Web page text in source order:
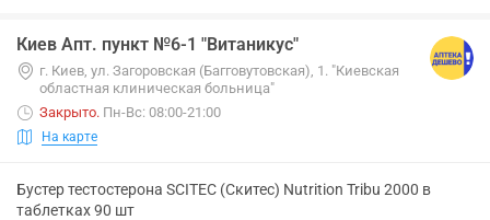
Киев Апт. пункт №6-1 "Витаникус"
г. Киев, ул. Загоровская (Багговутовская), 1. "Киевская
областная клиническая больница"
Закрыто. Пн-Вс: 08:00-21:00
На карте
Бустер тестостерона SCITEC (Скитес) Nutrition Tribu 2000 в
таблетках 90 шт